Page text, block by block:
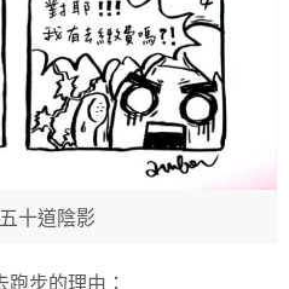
十道陰影
步的理由：